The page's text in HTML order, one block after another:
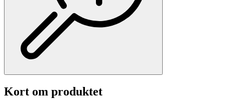
Kort om produktet